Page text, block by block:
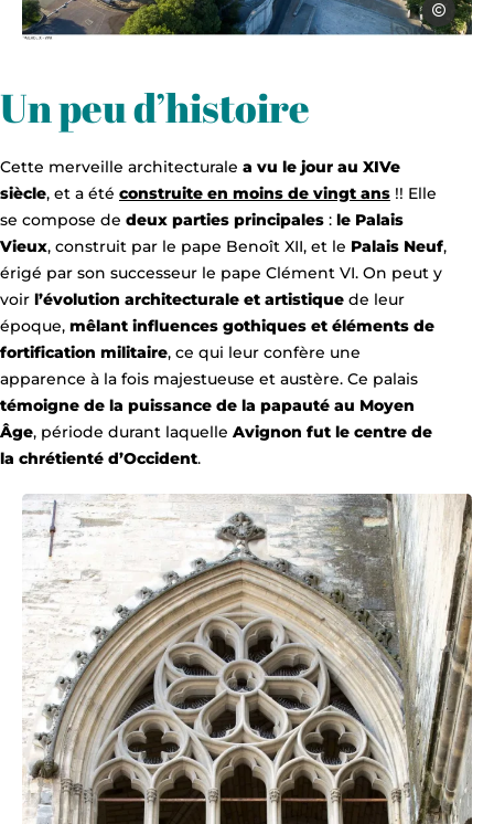
Photo, © X.Cailhol VPA
X.Cailhol
Un peu d’histoire
Cette merveille architecturale a vu le jour au XIVe
siècle, et a été construite en moins de vingt ans !! Elle
se compose de deux parties principales : le Palais
Vieux, construit par le pape Benoît XII, et le Palais Neuf,
érigé par son successeur le pape Clément VI. On peut y
voir l’évolution architecturale et artistique de leur
époque, mêlant influences gothiques et éléments de
fortification militaire, ce qui leur confère une
apparence à la fois majestueuse et austère. Ce palais
témoigne de la puissance de la papauté au Moyen
Âge, période durant laquelle Avignon fut le centre de
la chrétienté d’Occident.